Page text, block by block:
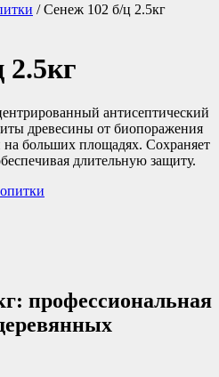
/ Сенеж 102 б/ц 2.5кг
2.5кг
антисептический
древесины от биопоражения
больших площадях. Сохраняет
длительную защиту.
профессиональная